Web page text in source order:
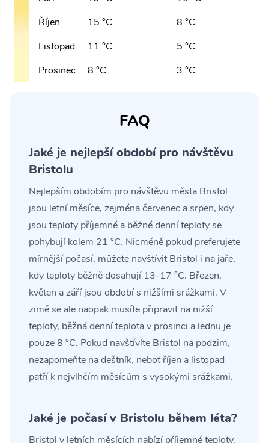
Říjen
15 °C
8 °C
Listopad
11 °C
5 °C
Prosinec
8 °C 3 °C
FAQ
Jaké je nejlepší období pro návštěvu
Bristolu
Nejlepším obdobím pro návštěvu města Bristol
jsou letní měsíce, zejména červenec a srpen, kdy
jsou teploty příjemné a běžné denní teploty se
pohybují kolem 21 °C. Nicméně pokud preferujete
mírnější počasí, můžete navštívit Bristol i na jaře,
kdy teploty běžně dosahují 13-17 °C. Březen,
květen a září jsou období s nižšími srážkami. V
zimě se ale naopak musíte připravit na nižší
teploty, běžná denní teplota v prosinci a lednu je
pouze 8 °C. Pokud navštívíte Bristol na podzim,
nezapomeňte na deštník, neboť říjen a listopad
patří k nejvlhčím měsícům s vysokými srážkami.
Jaké je počasí v Bristolu během léta?
Bristol v letních měsících nabízí příjemné teploty.